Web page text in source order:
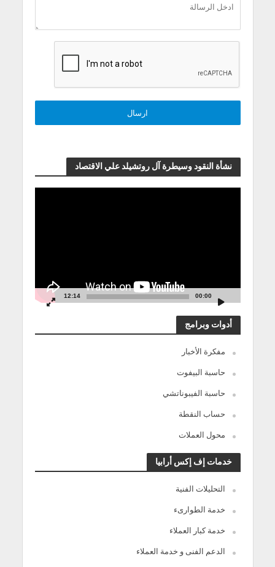
نشأة النقود وسيطرة آل روتشيلد علي الاقتصاد
00:00
12:14
أدوات وبرامج
مفكرة الأخبار
حاسبة البيفوت
حاسبة الفيبوناتشي
حساب النقطة
محول العملات
خدمات إف إكس أرابيا
التحليلات الفنية
خدمة الطوارىء
خدمة كبار العملاء
الدعم الفنى و خدمة العملاء